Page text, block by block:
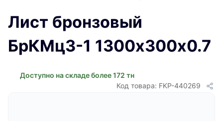
Лист бронзовый
БрКМц3-1 1300х300х0.7
Доступно на складе более 172 тн
Код товара: FKP-440269